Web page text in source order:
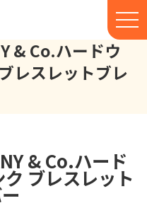
& Co.ハードウ
レスレットブレ
& Co.ハード
ブレスレット